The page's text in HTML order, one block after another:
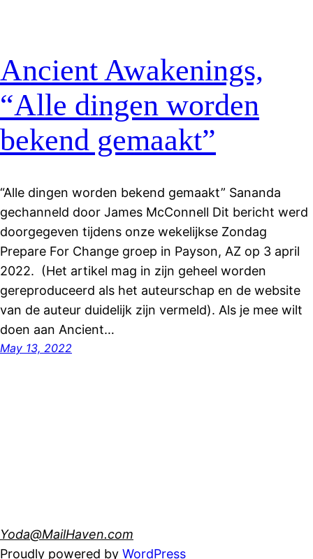
Ancient Awakenings,
“Alle dingen worden
bekend gemaakt”
“Alle dingen worden bekend gemaakt” Sananda
gechanneld door James McConnell Dit bericht werd
doorgegeven tijdens onze wekelijkse Zondag
Prepare For Change groep in Payson, AZ op 3 april
2022. (Het artikel mag in zijn geheel worden
gereproduceerd als het auteurschap en de website
van de auteur duidelijk zijn vermeld). Als je mee wilt
doen aan Ancient…
May 13, 2022
Yoda@MailHaven.com
Proudly powered by WordPress